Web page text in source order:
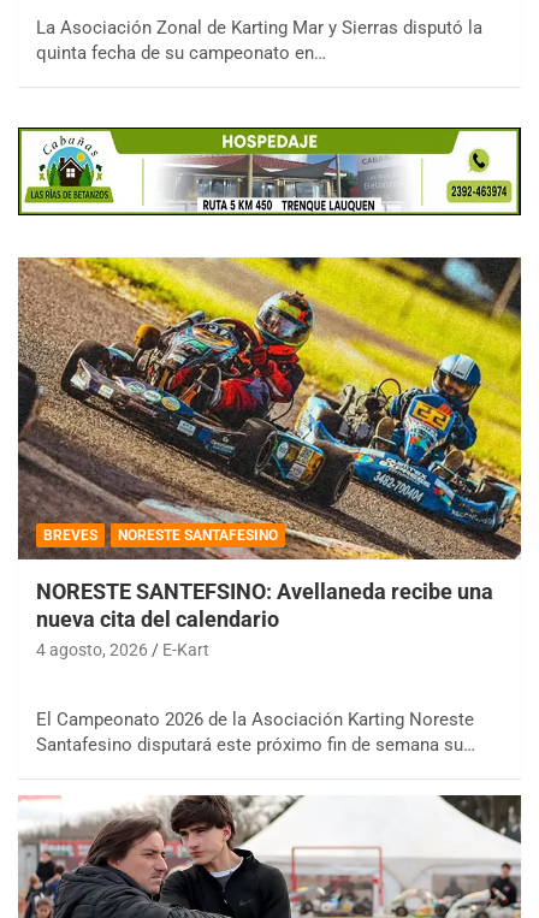
La Asociación Zonal de Karting Mar y Sierras disputó la
quinta fecha de su campeonato en…
BREVES NORESTE SANTAFESINO
NORESTE SANTEFSINO: Avellaneda recibe una
nueva cita del calendario
4 agosto, 2026 E-Kart
El Campeonato 2026 de la Asociación Karting Noreste
Santafesino disputará este próximo fin de semana su…